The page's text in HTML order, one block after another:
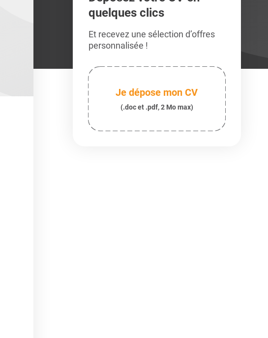
quelques clics
Et recevez une sélection d’offres
personnalisée !
Je dépose mon CV
(.doc et .pdf, 2 Mo max)